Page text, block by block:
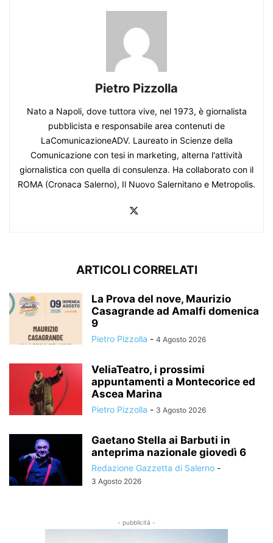
Pietro Pizzolla
Nato a Napoli, dove tuttora vive, nel 1973, è giornalista
pubblicista e responsabile area contenuti de
LaComunicazioneADV. Laureato in Scienze della
Comunicazione con tesi in marketing, alterna l'attività
giornalistica con quella di consulenza. Ha collaborato con il
ROMA (Cronaca Salerno), Il Nuovo Salernitano e Metropolis.
ARTICOLI CORRELATI
La Prova del nove, Maurizio
Casagrande ad Amalfi domenica
9
Pietro Pizzolla - 4 Agosto 2026
VeliaTeatro, i prossimi
appuntamenti a Montecorice ed
Ascea Marina
Pietro Pizzolla - 3 Agosto 2026
Gaetano Stella ai Barbuti in
anteprima nazionale giovedì 6
Redazione Gazzetta di Salerno -
3 Agosto 2026
- pubblicità -